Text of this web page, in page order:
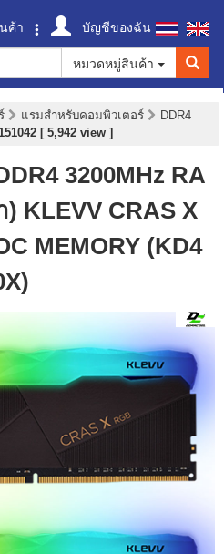
ค้า
บัญชีของฉัน
หมวดหมู่สินค้า
แรมสำหรับคอมพิวเตอร์
DDR4
[ 5,942 view ]
3200MHz RA
KLEVV CRAS X
MEMORY (KD4